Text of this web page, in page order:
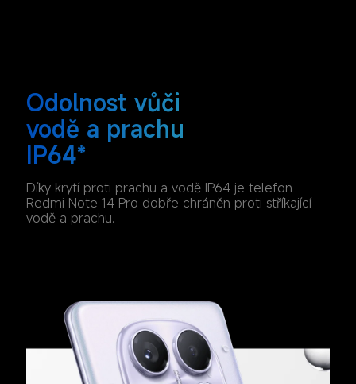
Odolnost vůči
vodě a prachu
IP64*
Díky krytí proti prachu a vodě IP64 je telefon
Redmi Note 14 Pro dobře chráněn proti stříkající
vodě a prachu.